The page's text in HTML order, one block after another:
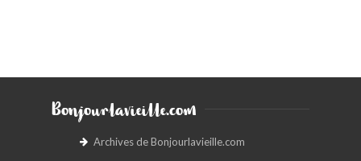
Bonjourlavieille.com
Archives de Bonjourlavieille.com